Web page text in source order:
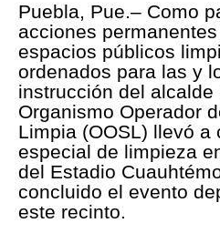
Puebla, Pue.– Como
acciones
espacios públicos
ordenados para las y
instrucción del alcalde
Organismo Operador
Limpia (OOSL) llevó a
especial de limpieza
del Estadio
concluido el evento
este recinto.